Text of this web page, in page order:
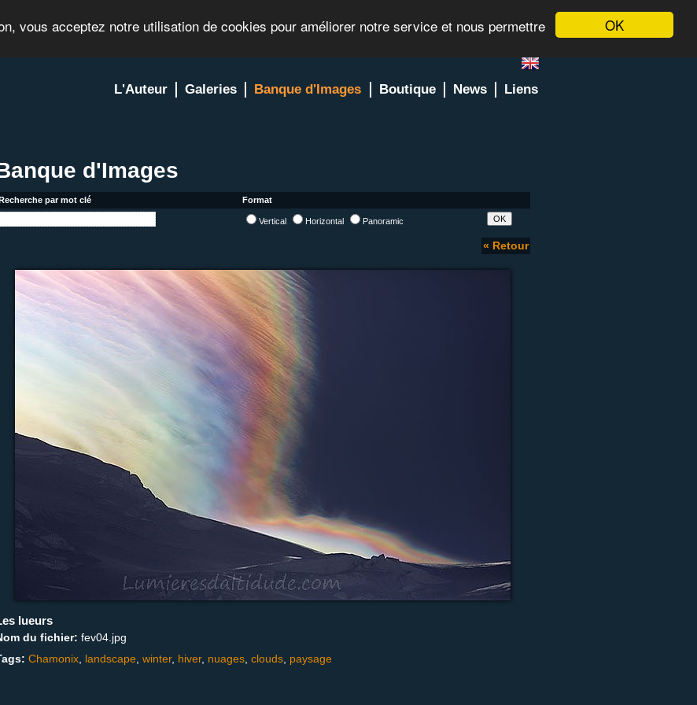
OK
vous acceptez notre utilisation de cookies pour améliorer notre service et nous permettre
L'Auteur Galeries Banque d'Images Boutique News Liens
d'Images
par mot clé Format
Vertical Horizontal Panoramic
« Retour
lueurs
du fichier: fev04.jpg
Chamonix landscape winter, hiver, nuages clouds paysage